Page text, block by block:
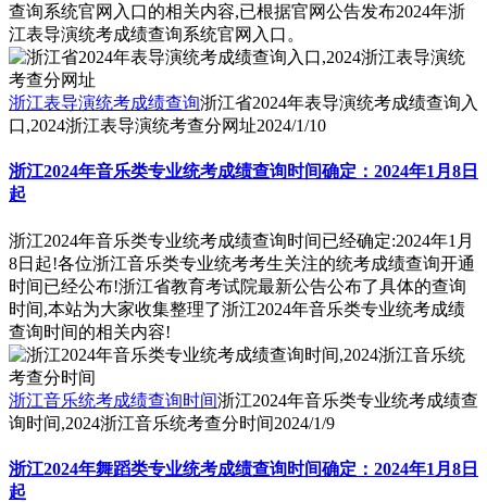
查询系统官网入口的相关内容,已根据官网公告发布2024年浙
江表导演统考成绩查询系统官网入口。
浙江表导演统考成绩查询浙江省2024年表导演统考成绩查询入
口,2024浙江表导演统考查分网址2024/1/10
浙江2024年音乐类专业统考成绩查询时间确定：2024年1月8日
起
浙江2024年音乐类专业统考成绩查询时间已经确定:2024年1月
8日起!各位浙江音乐类专业统考考生关注的统考成绩查询开通
时间已经公布!浙江省教育考试院最新公告公布了具体的查询
时间,本站为大家收集整理了浙江2024年音乐类专业统考成绩
查询时间的相关内容!
浙江音乐统考成绩查询时间浙江2024年音乐类专业统考成绩查
询时间,2024浙江音乐统考查分时间2024/1/9
浙江2024年舞蹈类专业统考成绩查询时间确定：2024年1月8日
起